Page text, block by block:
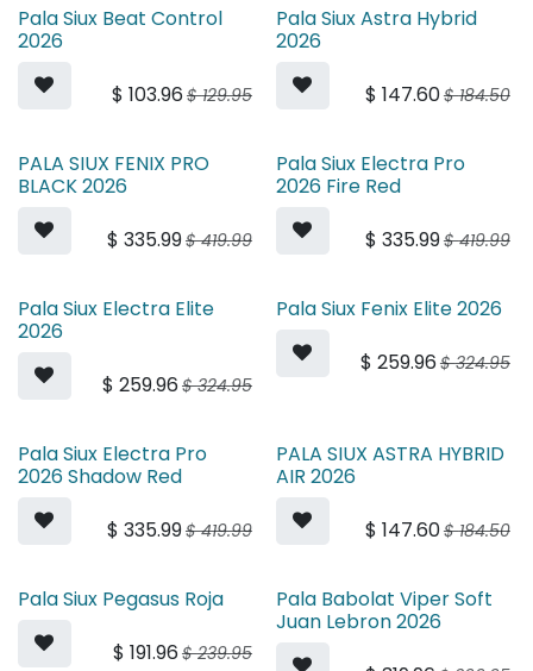
Pala Siux Beat Control
2026
$ 103.96 $129.95
Pala Siux Astra Hybrid
2026
$ 147.60$184.50
PALA SIUX FENIX PRO
BLACK 2026
$ 335.99$419.99
Pala Siux Electra Pro
2026 Fire Red
$ 335.99$419.99
Pala Siux Electra Elite
2026
$ 259.96 $324.95
Pala Siux Fenix Elite 2026
$ 259.96 $324.95
Pala Siux Electra Pro
2026 Shadow Red
$ 335.99$419.99
PALA SIUX ASTRA HYBRID
AIR 2026
$ 147.60$184.50
Pala Siux Pegasus Roja
$ 191.96 $239.95
Pala Babolat Viper Soft
Juan Lebron 2026